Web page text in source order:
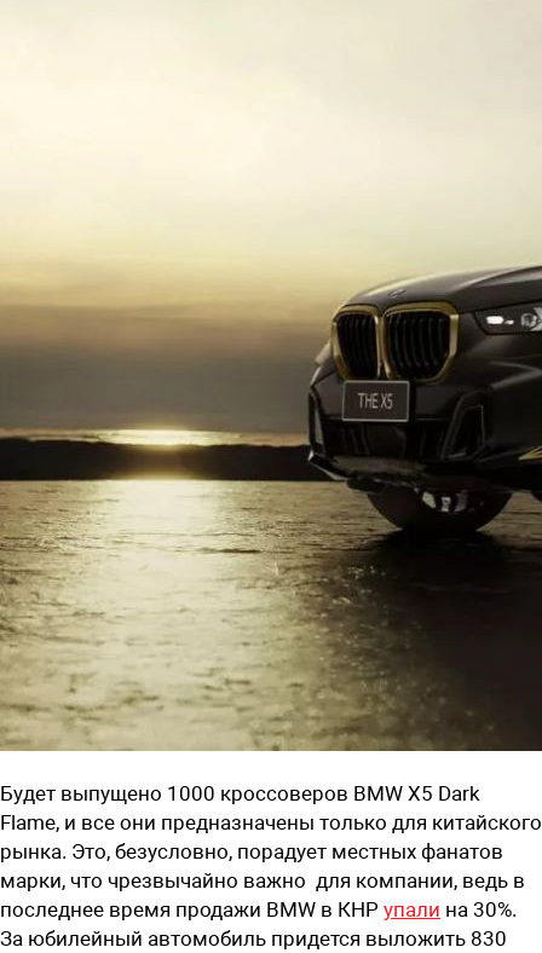
Будет выпущено 1000 кроссоверов BMW X5 Dark
Flame, и все они предназначены только для китайского
рынка. Это, безусловно, порадует местных фанатов
марки, что чрезвычайно важно для компании, ведь в
последнее время продажи BMW в КНР упали на 30%.
За юбилейный автомобиль придется выложить 830